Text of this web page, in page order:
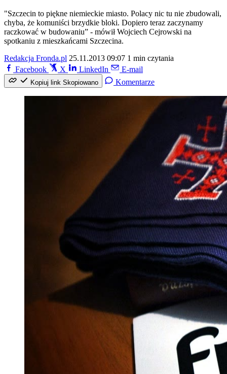
"Szczecin to piękne niemieckie miasto. Polacy nic tu nie zbudowali,
chyba, że komuniści brzydkie bloki. Dopiero teraz zaczynamy
raczkować w budowaniu” - mówił Wojciech Cejrowski na
spotkaniu z mieszkańcami Szczecina.
Redakcja Fronda.pl 25.11.2013 09:07 1 min czytania
Facebook
X LinkedIn E-mail
Kopiuj link Skopiowano Komentarze